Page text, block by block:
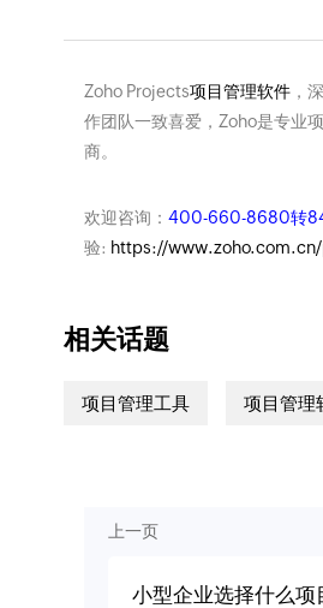
Zoho Projects项目管理软件，
作团队一致喜爱，Zoho是专业
商。
欢迎咨询： 400-660-8680转
验: https://
相关话题
项目管理工具 项目管理
上一页
小型企业选择什么项